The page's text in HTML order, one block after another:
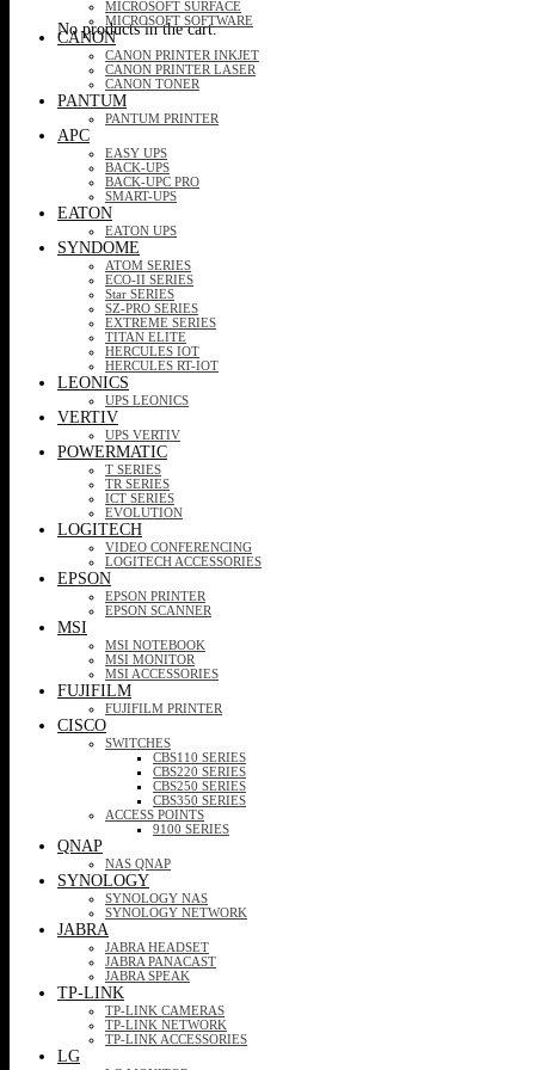
No products in the cart.
MICROSOFT SURFACE
MICROSOFT SOFTWARE
CANON
CANON PRINTER INKJET
CANON PRINTER LASER
CANON TONER
PANTUM
PANTUM PRINTER
APC
EASY UPS
BACK-UPS
BACK-UPC PRO
SMART-UPS
EATON
EATON UPS
SYNDOME
ATOM SERIES
ECO-II SERIES
Star SERIES
SZ-PRO SERIES
EXTREME SERIES
TITAN ELITE
HERCULES IOT
HERCULES RT-IOT
LEONICS
UPS LEONICS
VERTIV
UPS VERTIV
POWERMATIC
T SERIES
TR SERIES
ICT SERIES
EVOLUTION
LOGITECH
VIDEO CONFERENCING
LOGITECH ACCESSORIES
EPSON
EPSON PRINTER
EPSON SCANNER
MSI
MSI NOTEBOOK
MSI MONITOR
MSI ACCESSORIES
FUJIFILM
FUJIFILM PRINTER
CISCO
SWITCHES
CBS110 SERIES
CBS220 SERIES
CBS250 SERIES
CBS350 SERIES
ACCESS POINTS
9100 SERIES
QNAP
NAS QNAP
SYNOLOGY
SYNOLOGY NAS
SYNOLOGY NETWORK
JABRA
JABRA HEADSET
JABRA PANACAST
JABRA SPEAK
TP-LINK
TP-LINK CAMERAS
TP-LINK NETWORK
TP-LINK ACCESSORIES
LG